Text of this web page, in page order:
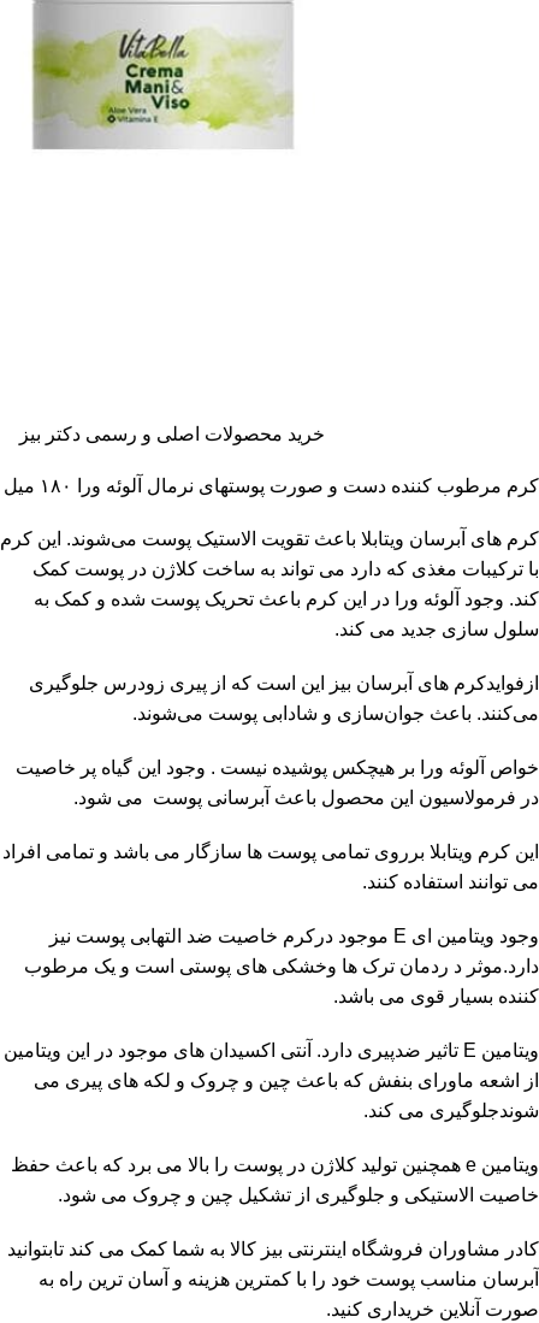
خرید محصولات اصلی و رسمی دکتر بیز
کرم مرطوب کننده دست و صورت پوستهای نرمال آلوئه ورا ۱۸۰ میل
کرم های آبرسان ویتابلا باعث تقویت الاستیک پوست می‌شوند. این کرم
با ترکیبات مغذی که دارد می تواند به ساخت کلاژن در پوست کمک
کند. وجود آلوئه ورا در این کرم باعث تحریک پوست شده و کمک به
سلول سازی جدید می کند.
ازفوایدکرم های آبرسان بیز این است که از پیری زودرس جلوگیری
می‌کنند. باعث جوان‌سازی و شادابی پوست می‌شوند.
خواص آلوئه ورا بر هیچکس پوشیده نیست . وجود این گیاه پر خاصیت
در فرمولاسیون این محصول باعث آبرسانی پوست می شود.
این کرم ویتابلا برروی تمامی پوست ها سازگار می باشد و تمامی افراد
می توانند استفاده کنند.
وجود ویتامین ای E موجود درکرم خاصیت ضد التهابی پوست نیز
دارد.موثر د ردمان ترک ها وخشکی های پوستی است و یک مرطوب
کننده بسیار قوی می باشد.
ویتامین E تاثیر ضدپیری دارد. آنتی اکسیدان های موجود در این ویتامین
از اشعه ماورای بنفش که باعث چین و چروک و لکه های پیری می
شوندجلوگیری می کند.
ویتامین e همچنین تولید کلاژن در پوست را بالا می برد که باعث حفظ
خاصیت الاستیکی و جلوگیری از تشکیل چین و چروک می شود.
کادر مشاوران فروشگاه اینترنتی بیز کالا به شما کمک می کند تابتوانید
آبرسان مناسب پوست خود را با کمترین هزینه و آسان ترین راه به
صورت آنلاین خریداری کنید.